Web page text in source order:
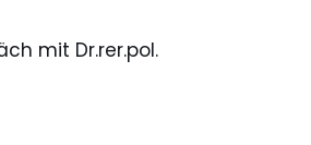
mit Dr.rer.pol.